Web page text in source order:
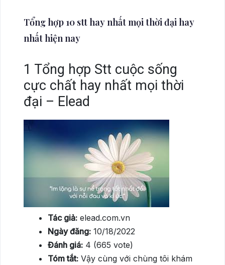
Tổng hợp 10 stt hay nhất mọi thời đại hay
nhất hiện nay
1 Tổng hợp Stt cuộc sống
cực chất hay nhất mọi thời
đại – Elead
Tác giả: elead.com.vn
Ngày đăng: 10/18/2022
Đánh giá: 4 (665 vote)
Tóm tắt: Vậy cùng với chùng tôi khám